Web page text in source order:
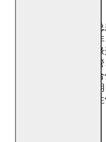
• 事业卡关、努力却
• 常遇小人、口舌是
• 想提升贵人运、人
• 创业者、业务、主
• 求升职、转职、谈
• 学业、考试、进修
• 运势低迷，想先稳